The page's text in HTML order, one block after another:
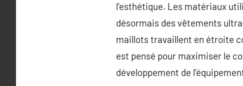
l’esthétique. Les matériaux
désormais des vêtements
maillots travaillent en étroite
est pensé pour maximiser le
développement de